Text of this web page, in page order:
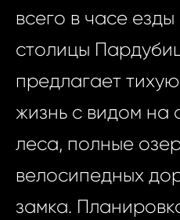
всего в часе
столицы
предлагает
жизнь с видом
леса, полные
велосипедных
замка.